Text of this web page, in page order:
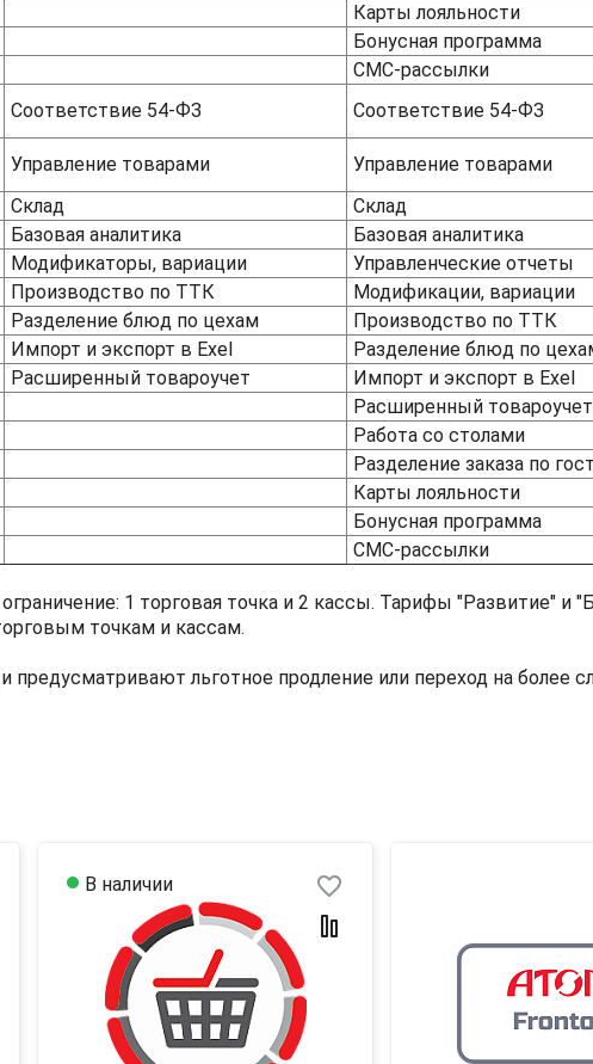
Карты лояльности
Бонусная программа
СМС-рассылки
Соответствие 54-ФЗ
Соответствие 54-ФЗ
Управление товарами
Управление товарами
Склад
Склад
Базовая аналитика
Базовая аналитика
Модификаторы, вариации
Управленческие отчеты
Производство по ТТК
Модификации, вариации
Разделение блюд по цехам
Производство по ТТК
Импорт и экспорт в Exel
Разделение блюд по
Расширенный товароучет
Импорт и экспорт в Exel
Расширенный товароучет
Работа со столами
Разделение заказа по
Карты лояльности
Бонусная программа
СМС-рассылки
1 торговая точка и 2 кассы. Тарифы "Развитие" и
точкам и кассам.
предусматривают льготное продление или переход на более
favorite_border
В наличии